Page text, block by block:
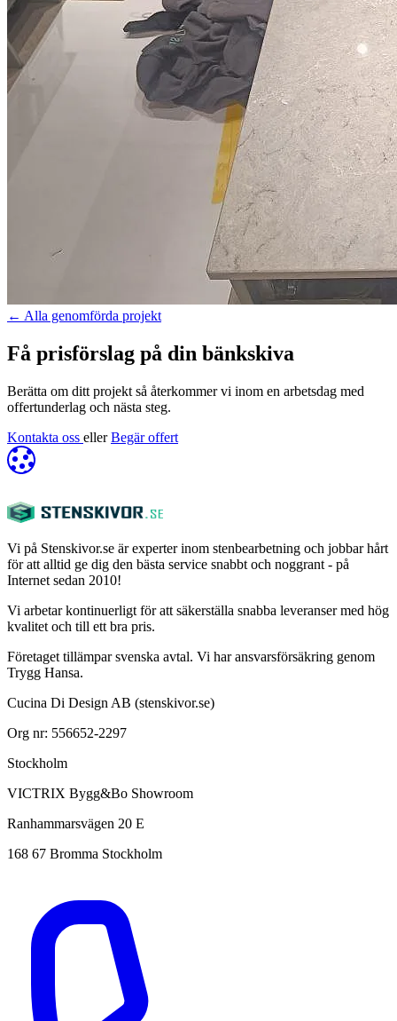
← Alla genomförda projekt
Få prisförslag på din bänkskiva
Berätta om ditt projekt så återkommer vi inom en arbetsdag med
offertunderlag och nästa steg.
Kontakta oss eller Begär offert
Vi på Stenskivor.se är experter inom stenbearbetning och jobbar hårt
för att alltid ge dig den bästa service snabbt och noggrant - på
Internet sedan 2010!
Vi arbetar kontinuerligt för att säkerställa snabba leveranser med hög
kvalitet och till ett bra pris.
Företaget tillämpar svenska avtal. Vi har ansvarsförsäkring genom
Trygg Hansa.
Cucina Di Design AB (stenskivor.se)
Org nr: 556652-2297
Stockholm
VICTRIX Bygg&Bo Showroom
Ranhammarsvägen 20 E
168 67 Bromma Stockholm